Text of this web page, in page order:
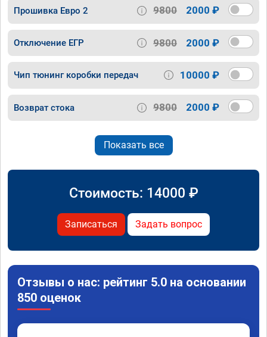
Прошивка Евро 2 9800 2000 ₽
Отключение ЕГР 9800 2000 ₽
Чип тюнинг коробки передач 10000 ₽
Возврат стока 9800 2000 ₽
Показать все
Стоимость: 14000 ₽
Записаться Задать вопрос
Отзывы о нас: рейтинг 5.0 на основании
850 оценок